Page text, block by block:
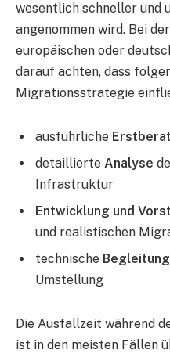
wesentlich schneller und
angenommen wird. Bei
europäischen oder
darauf achten, dass
Migrationsstrategie
ausführliche
detaillierte Analyse
Infrastruktur
Entwicklung und
und realistischen
technische Begleitung
Umstellung
Die Ausfallzeit während
ist in den meisten Fällen